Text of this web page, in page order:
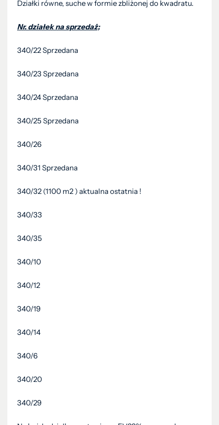
Działki równe, suche w formie zbliżonej do kwadratu.
Nr. działek na sprzedaż;
340/22 Sprzedana
340/23 Sprzedana
340/24 Sprzedana
340/25 Sprzedana
340/26
340/31 Sprzedana
340/32 (1100 m2 ) aktualna ostatnia !
340/33
340/35
340/10
340/12
340/19
340/14
340/6
340/20
340/29